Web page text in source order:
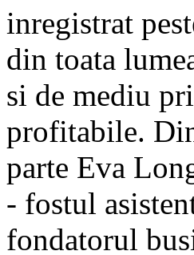
inregistrat
din toata
si de mediu
profitabile.
parte Eva
- fostul
fondatorul